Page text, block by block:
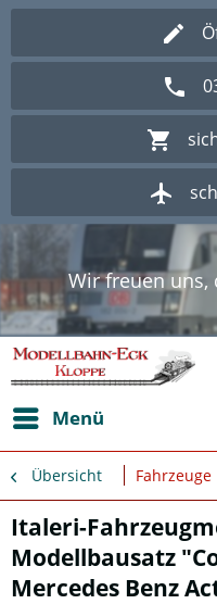
Wir freuen uns,
Herzlich
Wir freuen uns,
Herzlich
Menü
Übersicht Fahrzeuge
Italeri-
Modellbausatz
Mercedes Benz